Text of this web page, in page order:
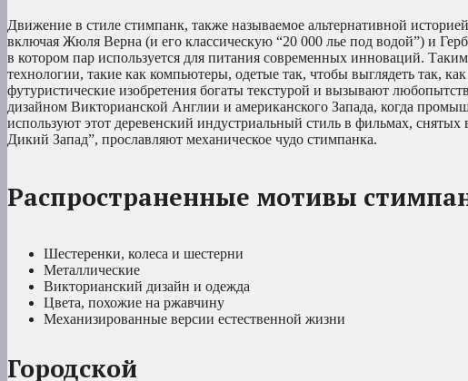
Движение в стиле стимпанк, также называемое альтернативной
включая Жюля Верна (и его классическую “20 000 лье под водой”) и
в котором пар используется для питания современных инноваций.
технологии, такие как компьютеры, одетые так, чтобы выглядеть так,
футуристические изобретения богаты текстурой и вызывают
дизайном Викторианской Англии и американского Запада, когда
используют этот деревенский индустриальный стиль в фильмах,
Дикий Запад”, прославляют механическое чудо стимпанка.
Распространенные мотивы
Шестеренки, колеса и шестерни
Металлические
Викторианский дизайн и одежда
Цвета, похожие на ржавчину
Механизированные версии естественной жизни
Городской